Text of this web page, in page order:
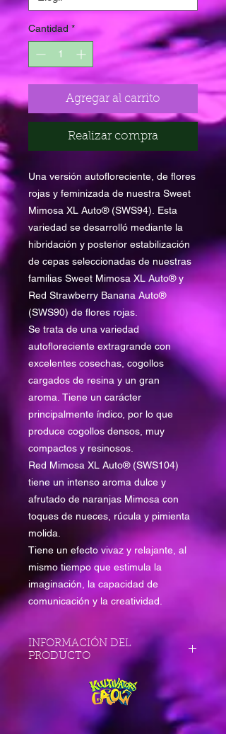
Cantidad *
Agregar al carrito
Realizar compra
Una versión autofloreciente, de flores
rojas y feminizada de nuestra Sweet
Mimosa XL Auto® (SWS94). Esta
variedad se desarrolló mediante la
hibridación y posterior estabilización
de cepas seleccionadas de nuestras
familias Sweet Mimosa XL Auto® y
Red Strawberry Banana Auto®
(SWS90) de flores rojas.
Se trata de una variedad
autofloreciente extragrande con
excelentes cosechas, cogollos
cargados de resina y un gran
aroma. Tiene un carácter
principalmente índico, por lo que
produce cogollos densos, muy
compactos y resinosos.
Red Mimosa XL Auto® (SWS104)
tiene un intenso aroma dulce y
afrutado de naranjas Mimosa con
toques de nueces, rúcula y pimienta
molida.
Tiene un efecto vivaz y relajante, al
mismo tiempo que estimula la
imaginación, la capacidad de
comunicación y la creatividad.
INFORMACIÓN DEL
PRODUCTO
Variedad: SWS104
Ruderalis: 1,5%